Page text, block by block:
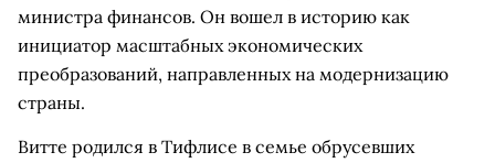
министра финансов. Он вошел в историю как
инициатор масштабных экономических
преобразований, направленных на модернизацию
страны.
Витте родился в Тифлисе в семье обрусевших